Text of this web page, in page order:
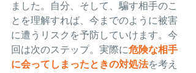
ました。自分、そして、騙す相手のこ
とを理解すれば、今までのように被害
に遭うリスクを予防していけます。今
回は次のステップ。実際に危険な相手
に会ってしまったときの対処法を考え